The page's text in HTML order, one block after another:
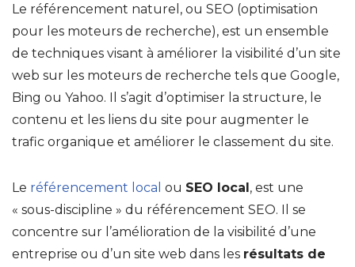
Le référencement naturel, ou SEO (optimisation
pour les moteurs de recherche), est un ensemble
de techniques visant à améliorer la visibilité d’un site
web sur les moteurs de recherche tels que Google,
Bing ou Yahoo. Il s’agit d’optimiser la structure, le
contenu et les liens du site pour augmenter le
trafic organique et améliorer le classement du site.
Le référencement local ou SEO local, est une
« sous-discipline » du référencement SEO. Il se
concentre sur l’amélioration de la visibilité d’une
entreprise ou d’un site web dans les résultats de